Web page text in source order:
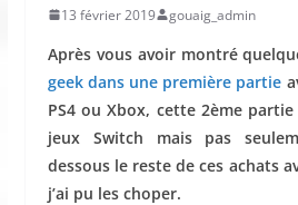
13 février 2019 gouaig_admin
Après vous avoir montré
geek dans une première partie
PS4 ou Xbox, cette 2ème
jeux Switch mais pas
dessous le reste de ces achats
j’ai pu les choper.